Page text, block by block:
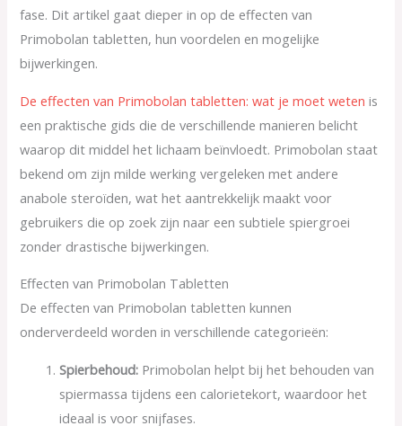
fase. Dit artikel gaat dieper in op de effecten van
Primobolan tabletten, hun voordelen en mogelijke
bijwerkingen.
De effecten van Primobolan tabletten: wat je moet weten is
een praktische gids die de verschillende manieren belicht
waarop dit middel het lichaam beïnvloedt. Primobolan staat
bekend om zijn milde werking vergeleken met andere
anabole steroïden, wat het aantrekkelijk maakt voor
gebruikers die op zoek zijn naar een subtiele spiergroei
zonder drastische bijwerkingen.
Effecten van Primobolan Tabletten
De effecten van Primobolan tabletten kunnen
onderverdeeld worden in verschillende categorieën:
Spierbehoud: Primobolan helpt bij het behouden van
spiermassa tijdens een calorietekort, waardoor het
ideaal is voor snijfases.